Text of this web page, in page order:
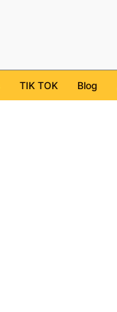
TIK TOK Blog